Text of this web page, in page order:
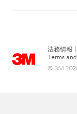
法務情報
Terms
© 3M